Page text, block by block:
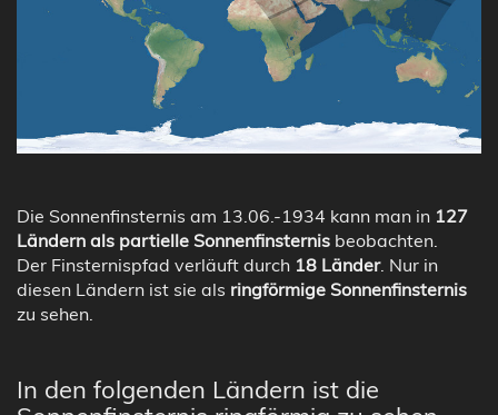
Die Sonnenfinsternis am 13.06.-1934 kann man in 127
Ländern als partielle Sonnenfinsternis beobachten.
Der Finsternispfad verläuft durch 18 Länder. Nur in
diesen Ländern ist sie als ringförmige Sonnenfinsternis
zu sehen.
In den folgenden Ländern ist die